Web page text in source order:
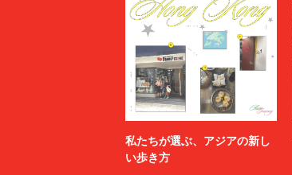
私たちが選ぶ、アジアの新し
い歩き方